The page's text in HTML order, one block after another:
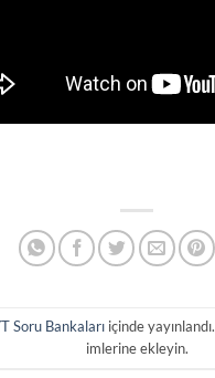
Soru Bankalarıiçinde yayınlandı.
imlerine ekleyin.